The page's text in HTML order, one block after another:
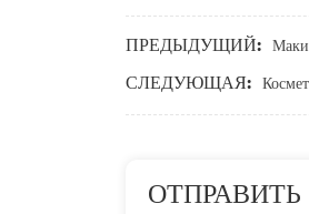
ПРЕДЫДУЩИЙ:
СЛЕДУЮЩАЯ: